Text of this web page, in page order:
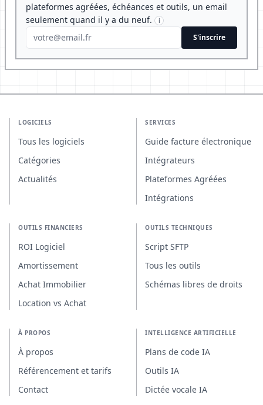
plateformes agréées, échéances et outils, un email
seulement quand il y a du neuf.
i
S'inscrire
LOGICIELS
Tous les logiciels
Catégories
Actualités
SERVICES
Guide facture électronique
Intégrateurs
Plateformes Agréées
Intégrations
OUTILS FINANCIERS
ROI Logiciel
Amortissement
Achat Immobilier
Location vs Achat
OUTILS TECHNIQUES
Script SFTP
Tous les outils
Schémas libres de droits
À PROPOS
À propos
Référencement et tarifs
Contact
INTELLIGENCE ARTIFICIELLE
Plans de code IA
Outils IA
Dictée vocale IA